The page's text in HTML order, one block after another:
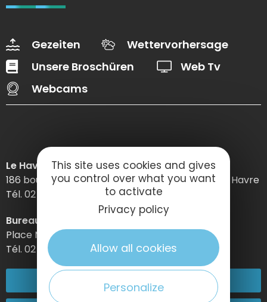
Gezeiten
Wettervorhersage
Unsere Broschüren
Web Tv
Webcams
Le Havre Etretat Normandie Tourisme
186 boulevard Clemenceau – BP 649 – 76059 Le Havre
Tél. 02 32 74 04 04 –
Bureau d’information d’Etretat
Place Maurice Guillard – 76790 Étretat
Tél. 02 35 27 05 21
02 32 74 04 04
This site uses cookies and gives
you control over what you want
to activate
Privacy policy
Allow all cookies
Personalize